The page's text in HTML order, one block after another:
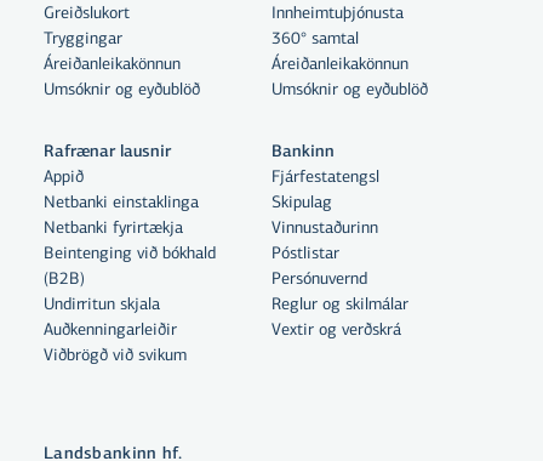
Með því að smella á „Leyfa allar“
samþykkir þú notkun á vefkökum
til þess að auka virkni vefsins,
greina vefnotkun og aðstoða við
Landsbankinn hf.
Greiðslukort
Tryggingar
Áreiðanleikakönnun
Umsóknir og eyðublöð
Innheimtuþjónusta
360° samtal
Áreiðanleikakönnun
Umsóknir og eyðublöð
Rafrænar lausnir
Appið
Netbanki einstaklinga
Netbanki fyrirtækja
Beintenging við bókhald
(B2B)
Undirritun skjala
Auðkenningarleiðir
Viðbrögð við svikum
Bankinn
Fjárfestatengsl
Skipulag
Vinnustaðurinn
Póstlistar
Persónuvernd
Reglur og skilmálar
Vextir og verðskrá